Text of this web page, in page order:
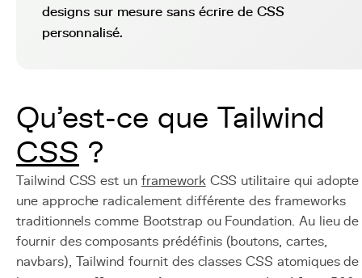
designs sur mesure sans écrire de CSS
personnalisé.
Qu'est-ce que Tailwind
CSS ?
Tailwind CSS est unframeworkCSS utilitaire qui adopte
une approche radicalement différente des frameworks
traditionnels comme Bootstrap ou Foundation. Au lieu de
fournir des composants prédéfinis (boutons, cartes,
navbars), Tailwind fournit des classes CSS atomiques de